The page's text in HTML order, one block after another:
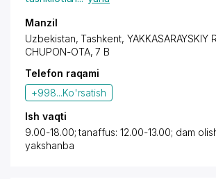
Manzil
Uzbekistan, Tashkent, YAKKASARAYSKIY
CHUPON-OTA, 7 B
Telefon raqami
+998...Ko'rsatish
Ish vaqti
9.00-18.00; tanaffus: 12.00-13.00; dam
yakshanba